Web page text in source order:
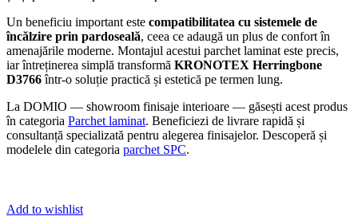
Un beneficiu important este compatibilitatea cu sistemele de
încălzire prin pardoseală, ceea ce adaugă un plus de confort în
amenajările moderne. Montajul acestui parchet laminat este precis,
iar întreținerea simplă transformă KRONOTEX Herringbone
D3766într-o soluție practică și estetică pe termen lung.
La DOMIO — showroom finisaje interioare — găsești acest produs
în categoria Parchet laminat. Beneficiezi de livrare rapidă și
consultanță specializată pentru alegerea finisajelor. Descoperă și
modelele din categoria parchet SPC.
Add to wishlist